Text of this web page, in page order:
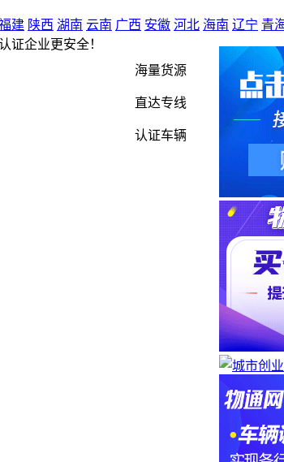
建 陕西 湖南 云南 广西 安徽 河北 海南 辽宁 青
证企业更安全！
海量货源
直达专线
认证车辆